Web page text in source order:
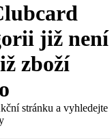
již není
zboží
stránku a vyhledejte